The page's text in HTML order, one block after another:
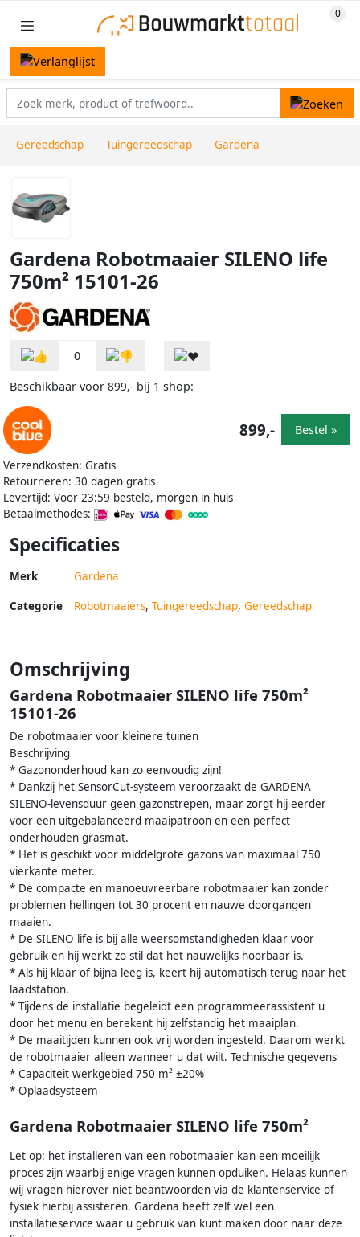
Gereedschap Tuingereedschap Gardena
Gardena Robotmaaier SILENO life
750m² 15101-26
0
Beschikbaar voor 899,- bij 1 shop:
Verzendkosten: Gratis
Retourneren: 30 dagen gratis
Levertijd: Voor 23:59 besteld, morgen in huis
Betaalmethodes:
899,- Bestel »
Specificaties
Merk Gardena
Categorie Robotmaaiers, Tuingereedschap, Gereedschap
Omschrijving
Gardena Robotmaaier SILENO life 750m²
15101-26
De robotmaaier voor kleinere tuinen
Beschrijving
* Gazononderhoud kan zo eenvoudig zijn!
* Dankzij het SensorCut-systeem veroorzaakt de GARDENA
SILENO-levensduur geen gazonstrepen, maar zorgt hij eerder
voor een uitgebalanceerd maaipatroon en een perfect
onderhouden grasmat.
* Het is geschikt voor middelgrote gazons van maximaal 750
vierkante meter.
* De compacte en manoeuvreerbare robotmaaier kan zonder
problemen hellingen tot 30 procent en nauwe doorgangen
maaien.
* De SILENO life is bij alle weersomstandigheden klaar voor
gebruik en hij werkt zo stil dat het nauwelijks hoorbaar is.
* Als hij klaar of bijna leeg is, keert hij automatisch terug naar het
laadstation.
* Tijdens de installatie begeleidt een programmeerassistent u
door het menu en berekent hij zelfstandig het maaiplan.
* De maaitijden kunnen ook vrij worden ingesteld. Daarom werkt
de robotmaaier alleen wanneer u dat wilt. Technische gegevens
* Capaciteit werkgebied 750 m² ±20%
* Oplaadsysteem
Gardena Robotmaaier SILENO life 750m²
Let op: het installeren van een robotmaaier kan een moeilijk
proces zijn waarbij enige vragen kunnen opduiken. Helaas kunnen
wij vragen hierover niet beantwoorden via de klantenservice of
fysiek hierbij assisteren. Gardena heeft zelf wel een
installatieservice waar u gebruik van kunt maken door naar deze